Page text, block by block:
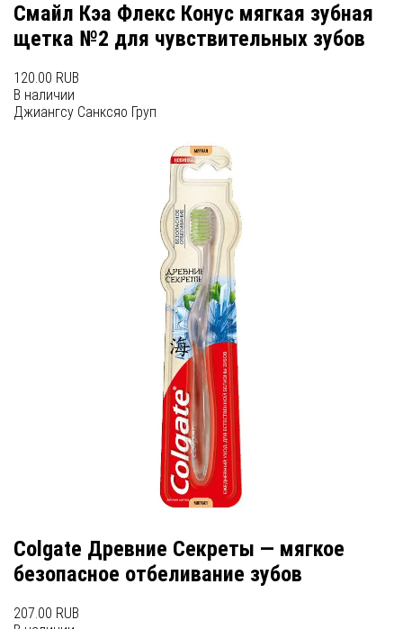
Смайл Кэа Флекс Конус мягкая зубная
щетка №2 для чувствительных зубов
120.00 RUB
В наличии
Джиангсу Санксяо Груп
Colgate Древние Секреты — мягкое
безопасное отбеливание зубов
207.00 RUB